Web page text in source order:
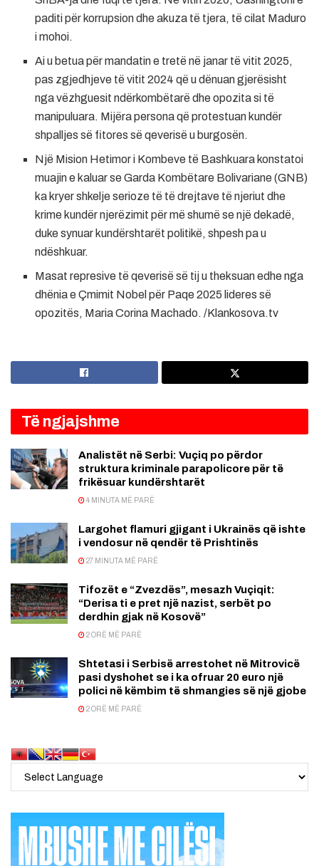
paditi për korrupsion dhe akuza të tjera, të cilat Maduro
i mohoi.
Ai u betua për mandatin e tretë në janar të vitit 2025,
pas zgjedhjeve të vitit 2024 që u dënuan gjerësisht
nga vëzhguesit ndërkombëtarë dhe opozita si të
manipuluara. Mijëra persona që protestuan kundër
shpalljes së fitores së qeverisë u burgosën.
Një Mision Hetimor i Kombeve të Bashkuara konstatoi
muajin e kaluar se Garda Kombëtare Bolivariane (GNB)
ka kryer shkelje serioze të të drejtave të njeriut dhe
krime kundër njerëzimit për më shumë se një dekadë,
duke synuar kundërshtarët politikë, shpesh pa u
ndëshkuar.
Masat represive të qeverisë së tij u theksuan edhe nga
dhënia e Çmimit Nobel për Paqe 2025 lideres së
opozitës, Maria Corina Machado. /Klankosova.tv
Të ngjajshme
Analistët në Serbi: Vuçiq po përdor
struktura kriminale parapolicore për të
frikësuar kundërshtarët
4 MINUTA MË PARË
Largohet flamuri gjigant i Ukrainës që ishte
i vendosur në qendër të Prishtinës
27 MINUTA MË PARË
Tifozët e “Zvezdës”, mesazh Vuçiqit:
“Derisa ti e pret një nazist, serbët po
derdhin gjak në Kosovë”
2 ORË MË PARË
Shtetasi i Serbisë arrestohet në Mitrovicë
pasi dyshohet se i ka ofruar 20 euro një
polici në këmbim të shmangies së një gjobe
2 ORË MË PARË